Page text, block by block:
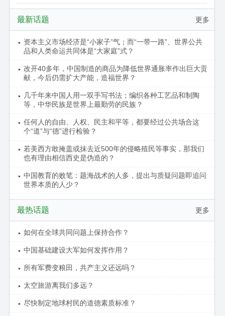
更多
最新话题
资本主义市场经济是“小家子”气；而“一带一路”、世界公共
品和人类命运共同体是“大家庭”式？
改开40多年，中国制造的商品为降低世界通胀率作出巨大贡
献，今后仍需扩大产能，造福世界？
几千年来中国人用一双手写书法；编织各种工艺品和制陶
等，中华民族是世界上最勤劳的民族？
任何人的自由、人权、民主和平等，都要经过公共场合这
个“道”与“德”进行检验？
若美西方敢掩盖或抹去近500年的侵略殖民等事实，那我们
也有理由相信西史是伪造的？
中国教育的败笔：题海战术的人多，提出与质疑问题即追问
世界本质的人少？
更多
最热话题
如何在全球共同问题上保持合作？
中国基础建设大军如何发挥作用？
所有军费变粮田，共产主义还远吗？
太空旅游离我们多远？
尽快制定地球村民的道德素质标准？